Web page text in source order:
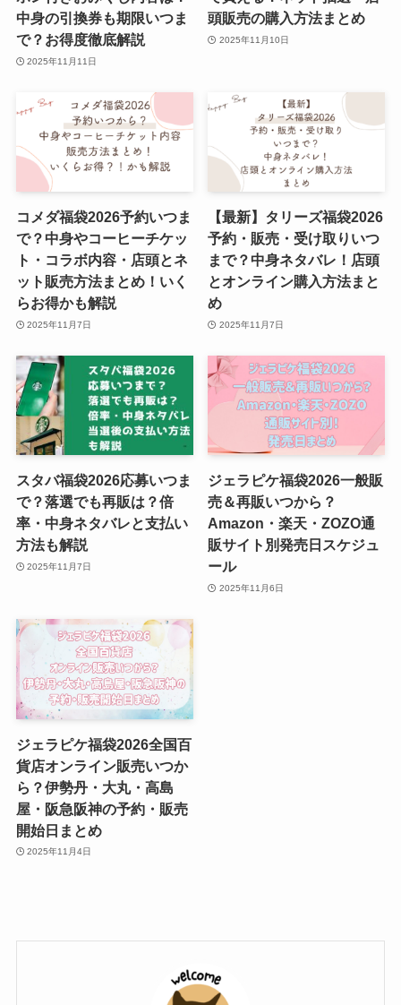
中身の引換券も期限いつま
で？お得度徹底解説
2025年11月11日
頭販売の購入方法まとめ
2025年11月10日
コメダ福袋2026予約いつま
で？中身やコーヒーチケッ
ト・コラボ内容・店頭とネ
ット販売方法まとめ！いく
らお得かも解説
2025年11月7日
【最新】タリーズ福袋2026
予約・販売・受け取りいつ
まで？中身ネタバレ！店頭
とオンライン購入方法まと
め
2025年11月7日
スタバ福袋2026応募いつま
で？落選でも再販は？倍
率・中身ネタバレと支払い
方法も解説
2025年11月7日
ジェラピケ福袋2026一般販
売＆再販いつから？
Amazon・楽天・ZOZO通
販サイト別発売日スケジュ
ール
2025年11月6日
ジェラピケ福袋2026全国百
貨店オンライン販売いつか
ら？伊勢丹・大丸・高島
屋・阪急阪神の予約・販売
開始日まとめ
2025年11月4日